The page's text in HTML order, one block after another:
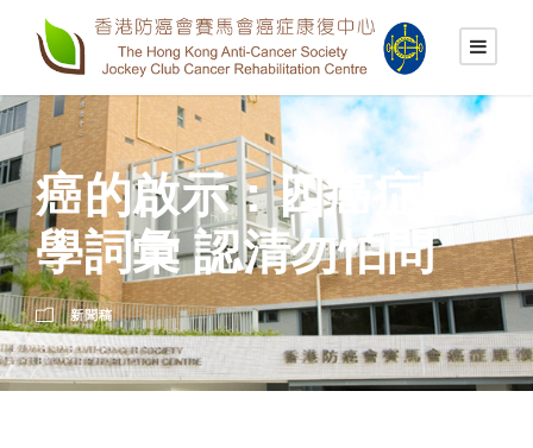
癌的啟示：四癌症醫
學詞彙 認清勿怕問
新聞稿